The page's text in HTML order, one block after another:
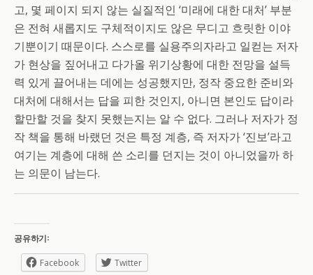
고, 몇 페이지 되지 않는 실질적인 ‘미래에 대한 대처’ 부분
은 전혀 새롭지도 구체적이지도 않은 무디고 흐릿한 이야
기뿐이기 때문이다. 스스로를 실용주의자라고 일컫는 저자
가 현상을 짚어내고 다가올 위기상황에 대한 전망을 설득
력 있게 끌어내는 데에는 성공했지만, 정작 중요한 준비와
대처에 대해서는 답을 피한 것인지, 아니면 본인도 답이라
할만할 것을 찾지 못했는지는 알 수 없다. 그러나 저자가 정
작 책을 통해 바랬던 것은 특정 계층, 즉 저자가 ‘진보’라고
여기는 계층에 대해 쓴 소리를 던지는 것이 아니었을까 하
는 의문이 남는다.
공유하기:
Facebook Twitter